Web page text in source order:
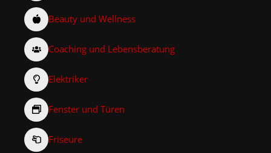
Beauty und Wellness
Coaching und Lebensberatung
Elektriker
Fenster und Türen
Friseure